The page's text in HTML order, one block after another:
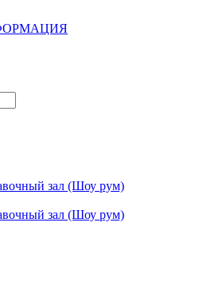
зал (Шоу рум)
зал (Шоу рум)